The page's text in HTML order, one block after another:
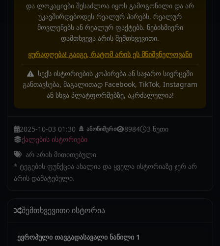
და ლოკაციები შესაძლოა იყოს გამოგონილი და არ
უკავშირდებოდეს რეალურ პირებს, რეალურ
მოვლენებს ან რეალურ ფაქტებს. ნებისმიერი
დამთხვევა არის შემთხვევითი.
ყურადღება! გაიგე, რატომ არის ეს მნიშვნელოვანი
სექს ისტორიების კოპირება ან საჯარო სივრცეში
განთავსება, მაგალითად Facebook, TikTok, Instagram
ან სხვა პლატფორმებზე, აკრძალულია!
2025-10-03 01:30 ანონიმური 8984
3 წუთი
ქალების ისტორიები
არ არის მითითებული
* ტეგების ფუნქცია ახალია და ყველა ისტორიაზე ჯერ არ
არის დამატებული.
შემთხვევითი ისტორია
ევროპული თავგადასავალი ნაწილი 1